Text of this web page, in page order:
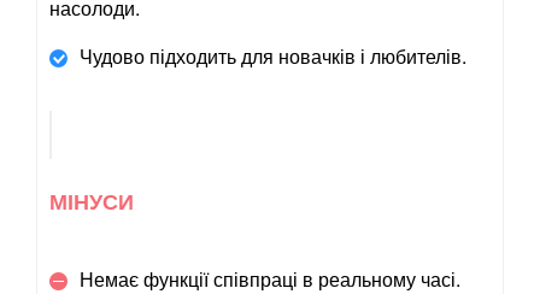
насолоди.
Чудово підходить для новачків і любителів.
МІНУСИ
Немає функції співпраці в реальному часі.